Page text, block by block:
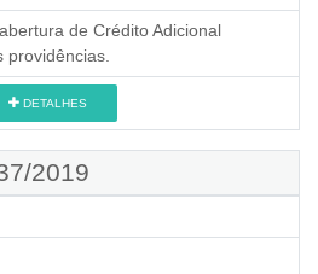
de Crédito Adicional
providências.
DETALHES
2019